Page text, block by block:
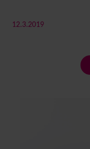
12.3.2019